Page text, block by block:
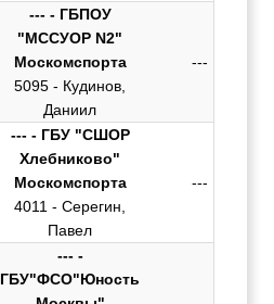
--- - ГБПОУ
"МССУОР N2"
Москомспорта
5095 - Кудинов,
Даниил
---
--- - ГБУ "СШОР
Хлебниково"
Москомспорта
4011 - Серегин,
Павел
---
--- -
ГБУ"ФСО"Юность